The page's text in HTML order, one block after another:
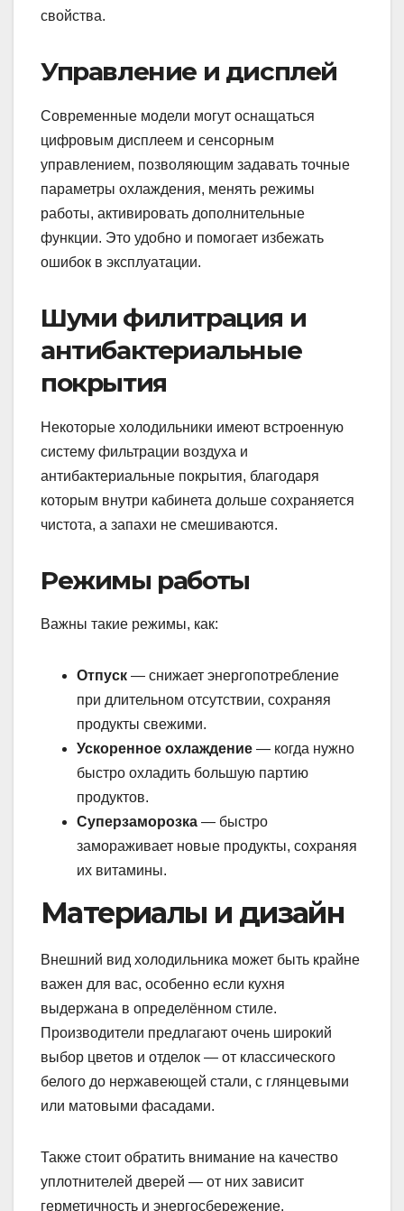
свойства.
Управление и дисплей
Современные модели могут оснащаться
цифровым дисплеем и сенсорным
управлением, позволяющим задавать точные
параметры охлаждения, менять режимы
работы, активировать дополнительные
функции. Это удобно и помогает избежать
ошибок в эксплуатации.
Шуми филитрация и
антибактериальные
покрытия
Некоторые холодильники имеют встроенную
систему фильтрации воздуха и
антибактериальные покрытия, благодаря
которым внутри кабинета дольше сохраняется
чистота, а запахи не смешиваются.
Режимы работы
Важны такие режимы, как:
Отпуск — снижает энергопотребление
при длительном отсутствии, сохраняя
продукты свежими.
Ускоренное охлаждение — когда нужно
быстро охладить большую партию
продуктов.
Суперзаморозка — быстро
замораживает новые продукты, сохраняя
их витамины.
Материалы и дизайн
Внешний вид холодильника может быть крайне
важен для вас, особенно если кухня
выдержана в определённом стиле.
Производители предлагают очень широкий
выбор цветов и отделок — от классического
белого до нержавеющей стали, с глянцевыми
или матовыми фасадами.
Также стоит обратить внимание на качество
уплотнителей дверей — от них зависит
герметичность и энергосбережение.